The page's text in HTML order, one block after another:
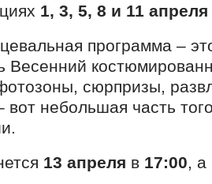
1, 3, 5, 8 и 11 апреля
программа –
Весенний
сюрпризы,
вот небольшая часть
13 апреля в 17:00, а